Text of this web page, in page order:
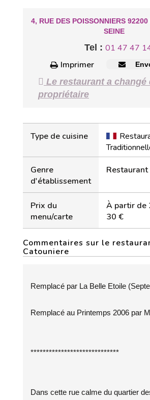
4, RUE DES POISSONNIERS
SEINE
Tel : 01 47 47
Imprimer
Le restaurant a changé
propriétaire
Type de cuisine
Genre
d'établissement
Restaurant
Prix du
menu/carte
À partir de
30 €
Commentaires sur le
Catouniere
Remplacé par La Belle Etoile
Remplacé au Printemps 2006 par
*****************************
Dans cette rue calme du quartier